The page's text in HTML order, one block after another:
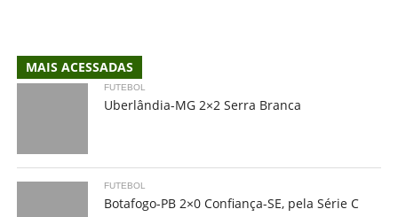
MAIS ACESSADAS
FUTEBOL
Uberlândia-MG 2×2 Serra Branca
FUTEBOL
Botafogo-PB 2×0 Confiança-SE, pela Série C